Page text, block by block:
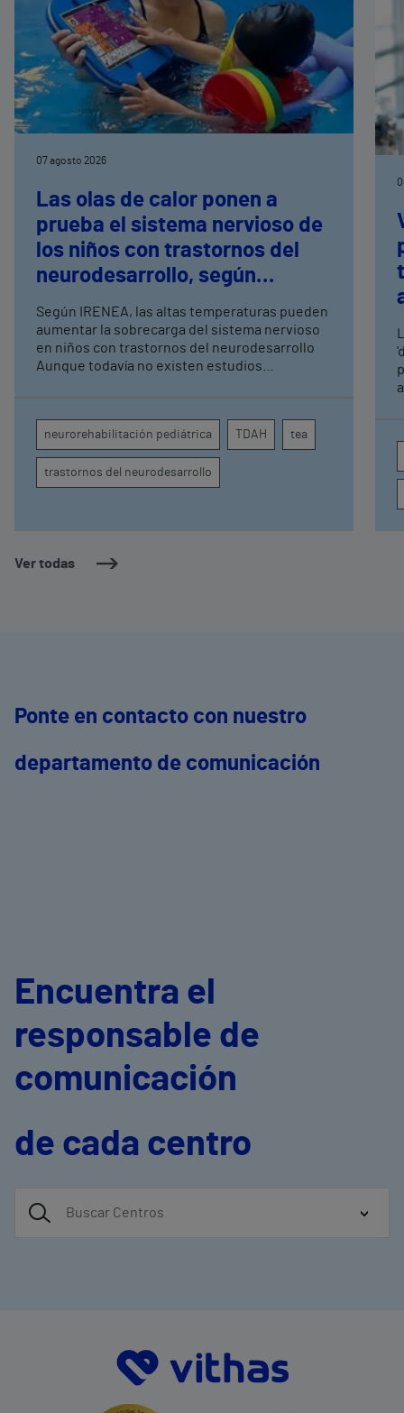
Ver todas
07 agosto 2026
Las olas de calor ponen a
prueba el sistema nervioso de
los niños con trastornos del
neurodesarrollo, según
neurorrehabilitación
pediátrica de Vithas
Según IRENEA, las altas temperaturas pueden
aumentar la sobrecarga del sistema nervioso
en niños con trastornos del neurodesarrollo
Aunque todavía no existen estudios
atención, la regulación emocional y la
conducta
neurorehabilitación pediátrica TDAH tea
trastornos del neurodesarrollo
Ponte en contacto con nuestro
departamento de comunicación
Encuentra el
responsable de
comunicación
de cada centro